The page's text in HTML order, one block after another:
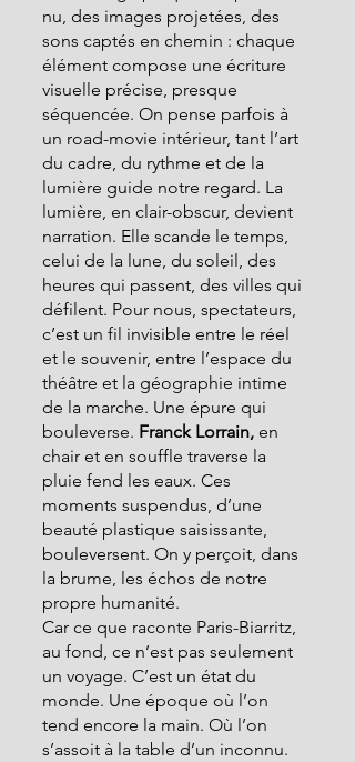
nu, des images projetées, des
sons captés en chemin : chaque
élément compose une écriture
visuelle précise, presque
séquencée. On pense parfois à
un road-movie intérieur, tant l’art
du cadre, du rythme et de la
lumière guide notre regard. La
lumière, en clair-obscur, devient
narration. Elle scande le temps,
celui de la lune, du soleil, des
heures qui passent, des villes qui
défilent. Pour nous, spectateurs,
c’est un fil invisible entre le réel
et le souvenir, entre l’espace du
théâtre et la géographie intime
de la marche. Une épure qui
bouleverse. Franck Lorrain, en
chair et en souffle traverse la
pluie fend les eaux. Ces
moments suspendus, d’une
beauté plastique saisissante,
bouleversent. On y perçoit, dans
la brume, les échos de notre
propre humanité.
Car ce que raconte Paris-Biarritz,
au fond, ce n’est pas seulement
un voyage. C’est un état du
monde. Une époque où l’on
tend encore la main. Où l’on
s’assoit à la table d’un inconnu.